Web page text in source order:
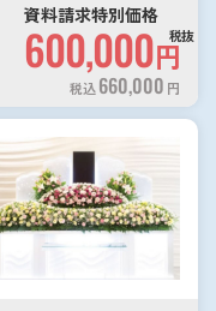
資料請求特別価格
600,000円
税抜
税込660,000 円